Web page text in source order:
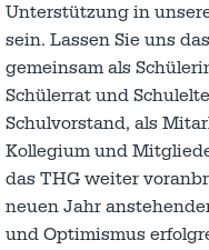
Unterstützung in
sein. Lassen Sie uns
gemeinsam als
Schülerrat und
Schulvorstand, als
Kollegium und
das THG weiter
neuen Jahr
und Optimismus